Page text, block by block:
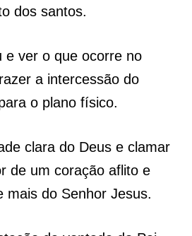
dos santos.
e ver o que ocorre no
a intercessão do
o plano físico.
clara do Deus e clamar
de um coração aflito e
mais do Senhor Jesus.